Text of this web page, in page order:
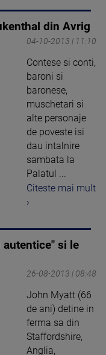
din Avrig
04-10-2013 | 11:10
Contese si conti,
baroni si
baronese,
muschetari si
alte personaje
de poveste isi
dau intalnire
sambata la
Palatul ...
Citeste mai mult
›
si le
26-08-2013 | 08:48
John Myatt (66
de ani) detine in
ferma sa din
Staffordshire,
Anglia,